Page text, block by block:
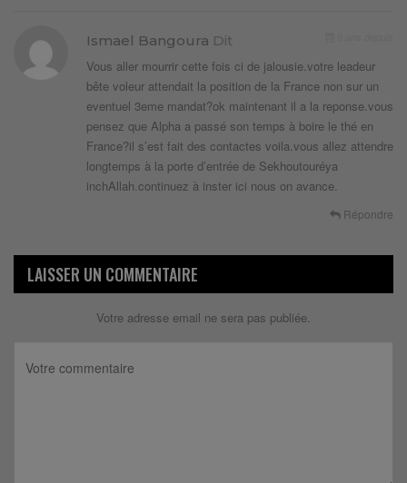
Ismael Bangoura Dit
Vous aller mourrir cette fois ci de jalousie.votre leadeur
bête voleur attendait la position de la France non sur un
eventuel 3eme mandat?ok maintenant il a la reponse.vous
pensez que Alpha a passé son temps à boire le thé en
France?il s’est fait des contactes voila.vous allez attendre
longtemps à la porte d’entrée de Sekhoutouréya
inchAllah.continuez à inster ici nous on avance.
Répondre
LAISSER UN COMMENTAIRE
Votre adresse email ne sera pas publiée.